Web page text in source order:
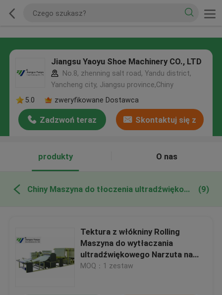
Jiangsu Yaoyu Shoe Machinery CO., LTD
No.8, zhenning salt road, Yandu district,
Yancheng city, Jiangsu province,Chiny
5.0
zweryfikowane Dostawca
Zadzwoń teraz Skontaktuj się z
produkty
O nas
Chiny Maszyna do tłoczenia ultradźwiękowego (9)
Tektura z włókniny Rolling
Maszyna do wytłaczania
ultradźwiękowego Narzuta na
łóżko / prześcieradło
MOQ：1 zestaw